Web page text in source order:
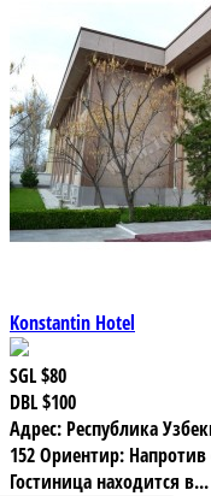
Konstantin Hotel
SGL$80
DBL$100
Адрес: Республика
152 Ориентир:
Гостиница находится в...